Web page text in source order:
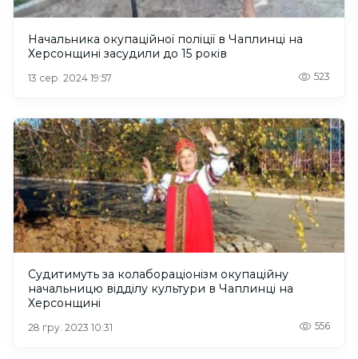
Начальника окупаційної поліції в Чаплинці на
Херсонщині засудили до 15 років
13 сер. 2024 19:57 523
Судитимуть за колабораціонізм окупаційну
начальницю відділу культури в Чаплинці на
Херсонщині
28 гру. 2023 10:31 556